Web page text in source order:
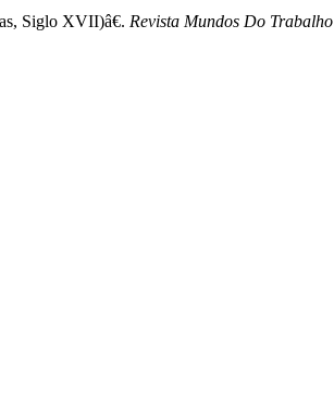
Siglo XVII)â€. Revista Mundos Do Trabalho